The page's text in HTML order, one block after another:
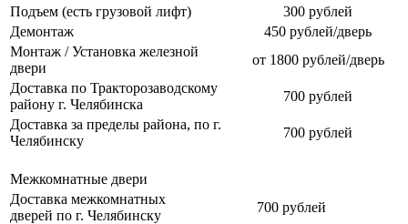
Подъем (есть грузовой лифт)
300 рублей
Демонтаж
450 рублей/дверь
Монтаж / Установка железной
двери
от 1800 рублей/дверь
Доставка по Тракторозаводскому
району г. Челябинска
700 рублей
Доставка за пределы района, по г.
Челябинску
700 рублей
Межкомнатные двери
Доставка межкомнатных
дверей по г. Челябинску
700 рублей